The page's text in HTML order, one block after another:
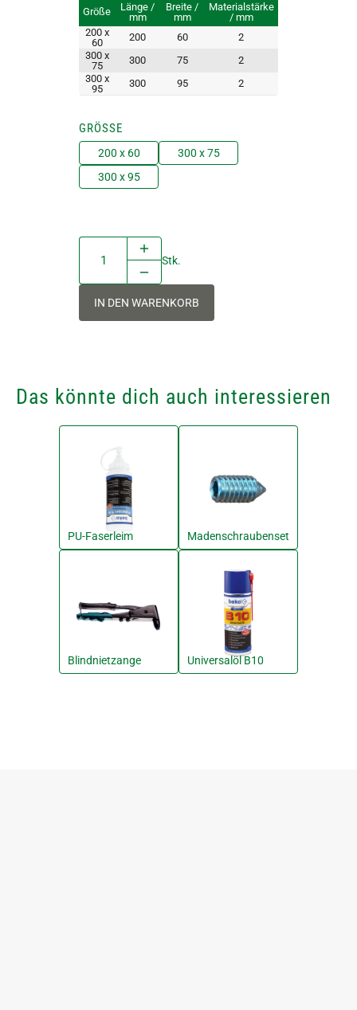
Größe
Länge /
mm
Breite /
mm
Materialstärke
/ mm
200 x
60
200 60
2
300 x
75
300 75
2
300 x
95
300 95 2
GRÖSSE
200 x 60
300 x 75
300 x 95
Stk.
IN DEN WARENKORB
Das könnte dich auch interessieren
PU-Faserleim Madenschraubenset
Blindnietzange Universalöl B10